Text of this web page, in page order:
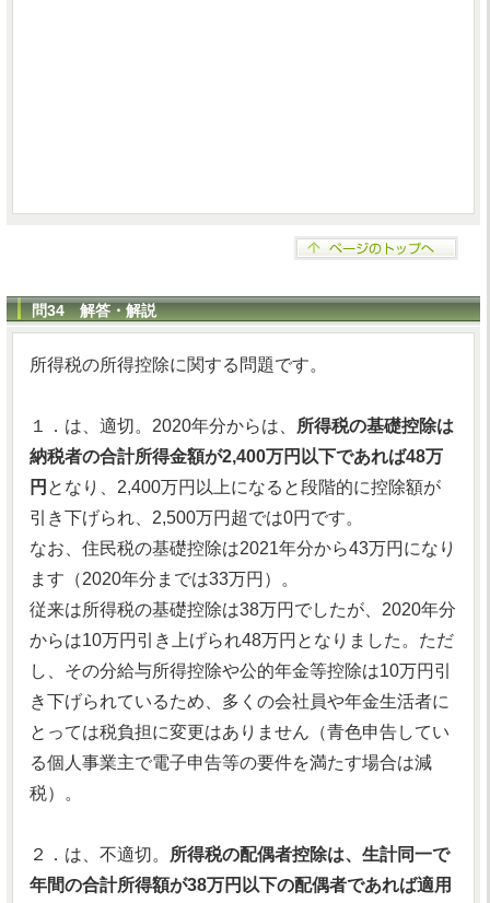
問34 解答・解説
所得税の所得控除に関する問題です。
１．は、適切。2020年分からは、
所得税の基礎控除は
納税者の合計所得金額が2,400万円以下であれば48万
円 となり、2,400万円以上になると段階的に控除額が
引き下げられ、2,500万円超では0円です。
なお、住民税の基礎控除は2021年分から43万円になり
ます（2020年分までは33万円）。
従来は所得税の基礎控除は38万円でしたが、2020年分
からは10万円引き上げられ48万円となりました。ただ
し、その分給与所得控除や公的年金等控除は10万円引
き下げられているため、多くの会社員や年金生活者に
とっては税負担に変更はありません（青色申告してい
る個人事業主で電子申告等の要件を満たす場合は減
税）。
２．は、不適切。
所得税の配偶者控除は、生計同一で
年間の合計所得額が38万円以下の配偶者であれば適用